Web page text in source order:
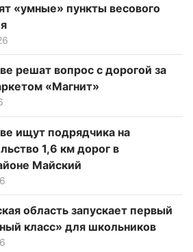
«умные» пункты весового
решат вопрос с дорогой за
«Магнит»
ищут подрядчика на
1,6 км дорог в
Майский
область запускает первый
класс» для школьников